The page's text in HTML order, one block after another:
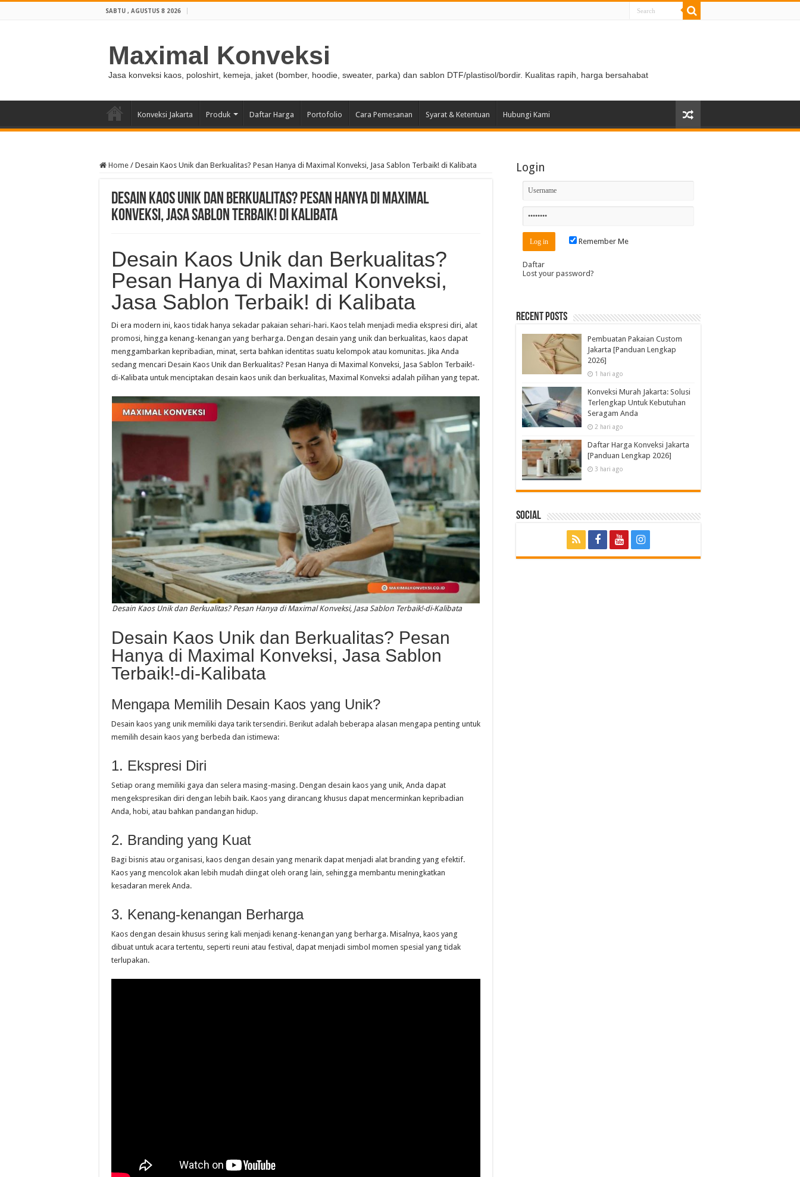
SABTU , AGUSTUS 8 2026
Maximal Konveksi
Jasa konveksi kaos, poloshirt, kemeja, jaket (bomber, hoodie, sweater, parka) dan sablon DTF/plastisol/bordir. Kualitas rapih, harga bersahabat
Konveksi Jakarta Produk Daftar Harga Portofolio Cara Pemesanan Syarat & Ketentuan Hubungi Kami
Home / Desain Kaos Unik dan Berkualitas? Pesan Hanya di Maximal Konveksi, Jasa Sablon Terbaik! di Kalibata
Desain Kaos Unik dan Berkualitas? Pesan Hanya di Maximal
Konveksi, Jasa Sablon Terbaik! di Kalibata
Desain Kaos Unik dan Berkualitas?
Pesan Hanya di Maximal Konveksi,
Jasa Sablon Terbaik! di Kalibata
Di era modern ini, kaos tidak hanya sekadar pakaian sehari-hari. Kaos telah menjadi media ekspresi diri, alat
promosi, hingga kenang-kenangan yang berharga. Dengan desain yang unik dan berkualitas, kaos dapat
menggambarkan kepribadian, minat, serta bahkan identitas suatu kelompok atau komunitas. Jika Anda
sedang mencari Desain Kaos Unik dan Berkualitas? Pesan Hanya di Maximal Konveksi, Jasa Sablon Terbaik!-
di-Kalibata untuk menciptakan desain kaos unik dan berkualitas, Maximal Konveksi adalah pilihan yang tepat.
Desain Kaos Unik dan Berkualitas? Pesan Hanya di Maximal Konveksi, Jasa Sablon Terbaik!-di-Kalibata
Desain Kaos Unik dan Berkualitas? Pesan
Hanya di Maximal Konveksi, Jasa Sablon
Terbaik!-di-Kalibata
Mengapa Memilih Desain Kaos yang Unik?
Desain kaos yang unik memiliki daya tarik tersendiri. Berikut adalah beberapa alasan mengapa penting untuk
memilih desain kaos yang berbeda dan istimewa:
1. Ekspresi Diri
Setiap orang memiliki gaya dan selera masing-masing. Dengan desain kaos yang unik, Anda dapat
mengekspresikan diri dengan lebih baik. Kaos yang dirancang khusus dapat mencerminkan kepribadian
Anda, hobi, atau bahkan pandangan hidup.
2. Branding yang Kuat
Bagi bisnis atau organisasi, kaos dengan desain yang menarik dapat menjadi alat branding yang efektif.
Kaos yang mencolok akan lebih mudah diingat oleh orang lain, sehingga membantu meningkatkan
kesadaran merek Anda.
3. Kenang-kenangan Berharga
Kaos dengan desain khusus sering kali menjadi kenang-kenangan yang berharga. Misalnya, kaos yang
dibuat untuk acara tertentu, seperti reuni atau festival, dapat menjadi simbol momen spesial yang tidak
terlupakan.
Login
Remember Me
Daftar
Lost your password?
Recent Posts
Pembuatan Pakaian Custom
Jakarta [Panduan Lengkap
2026]
1 hari ago
Konveksi Murah Jakarta: Solusi
Terlengkap Untuk Kebutuhan
Seragam Anda
2 hari ago
Daftar Harga Konveksi Jakarta
[Panduan Lengkap 2026]
3 hari ago
Social